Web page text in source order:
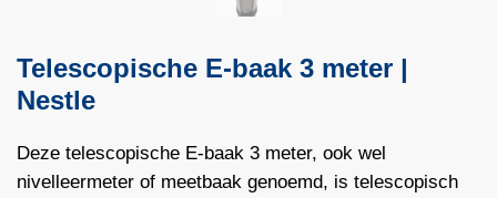
Telescopische E-baak 3 meter |
Nestle
Deze telescopische E-baak 3 meter, ook wel
nivelleermeter of meetbaak genoemd, is telescopisch